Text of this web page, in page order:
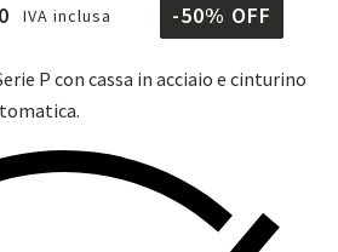
IVA inclusa -50% OFF
P con cassa in acciaio e cinturino